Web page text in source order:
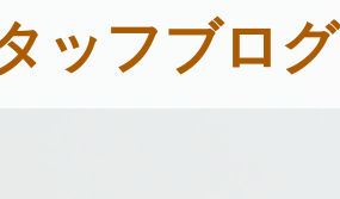
ッフブログ